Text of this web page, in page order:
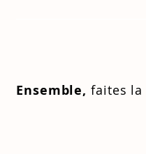
Ensemble, faites la